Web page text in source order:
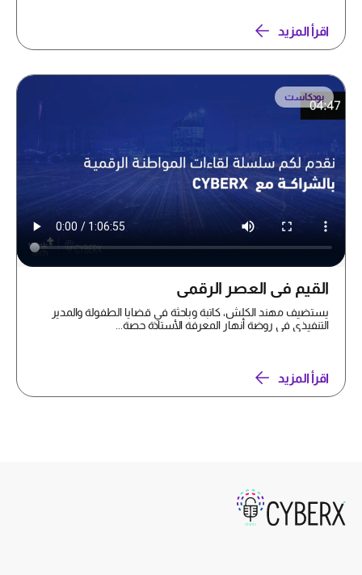
اقرأ المزيد
بودكاست
القيم في العصر الرقمي
يستضيف مهند الكلش، كاتبة وباحثة في قضايا الطفولة والمدير
التنفيذي في روضة أنهار المعرفة الأستاذة حصة...
اقرأ المزيد